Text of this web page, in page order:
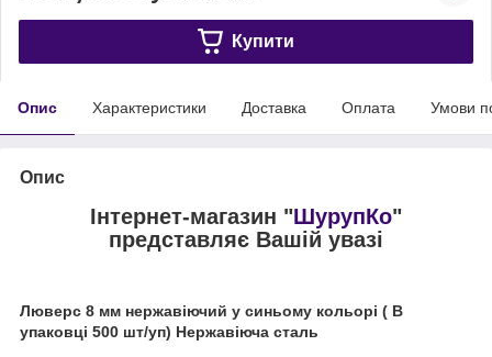
Купити
Опис Характеристики Доставка Оплата Умови
Опис
Інтернет-магазин "ШурупКо"
представляє Вашій увазі
Люверс 8 мм нержавіючий у синьому кольорі ( В
упаковці 500 шт/уп) Нержавіюча сталь